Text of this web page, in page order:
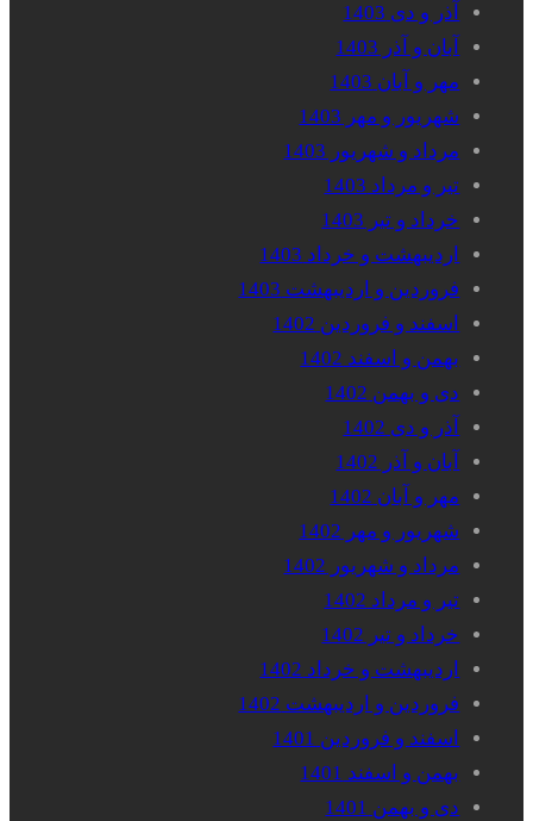
آذر و دی 1403
آبان و آذر 1403
مهر و آبان 1403
شهریور و مهر 1403
مرداد و شهریور 1403
تیر و مرداد 1403
خرداد و تیر 1403
اردیبهشت و خرداد 1403
فروردین و اردیبهشت 1403
اسفند و فروردین 1402
بهمن و اسفند 1402
دی و بهمن 1402
آذر و دی 1402
آبان و آذر 1402
مهر و آبان 1402
شهریور و مهر 1402
مرداد و شهریور 1402
تیر و مرداد 1402
خرداد و تیر 1402
اردیبهشت و خرداد 1402
فروردین و اردیبهشت 1402
اسفند و فروردین 1401
بهمن و اسفند 1401
دی و بهمن 1401